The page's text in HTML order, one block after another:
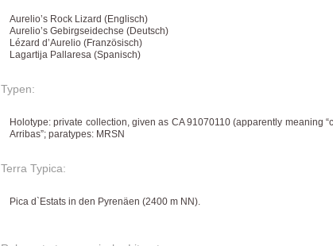
Aurelio’s Rock Lizard (Englisch)
Aurelio’s Gebirgseidechse (Deutsch)
Lézard d’Aurelio (Französisch)
Lagartija Pallaresa (Spanisch)
Typen:
Holotype: private collection, given as CA 91070110 (apparently meaning
Arribas”; paratypes: MRSN
Terra Typica:
Pica d`Estats in den Pyrenäen (2400 m NN).